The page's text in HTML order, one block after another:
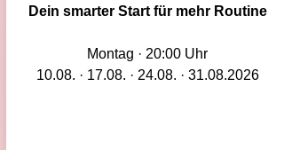
Dein smarter Start für mehr Routine
Montag · 20:00 Uhr
10.08. · 17.08. · 24.08. · 31.08.2026